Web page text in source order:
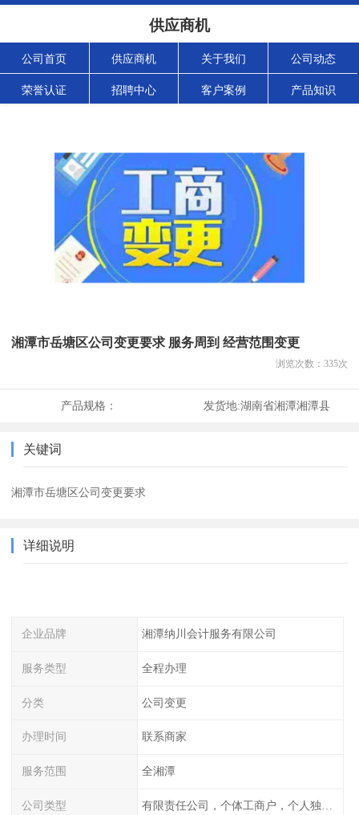
供应商机
公司首页 供应商机 关于我们 公司动态
荣誉认证 招聘中心 客户案例 产品知识
湘潭市岳塘区公司变更要求 服务周到 经营范围变更
浏览次数： 335次
产品规格： 发货地:湖南省湘潭湘潭县
关键词
湘潭市岳塘区公司变更要求
详细说明
企业品牌 湘潭纳川会计服务有限公司
服务类型 全程办理
分类 公司变更
办理时间 联系商家
服务范围 全湘潭
公司类型